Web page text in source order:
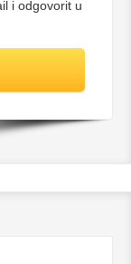
i odgovorit u